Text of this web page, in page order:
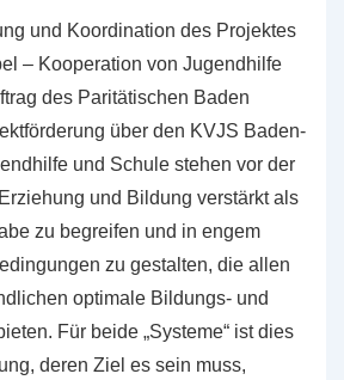
und Koordination des Projektes
– Kooperation von Jugendhilfe
des Paritätischen Baden
über den KVJS Baden-
und Schule stehen vor der
und Bildung verstärkt als
zu begreifen und in engem
zu gestalten, die allen
optimale Bildungs- und
Für beide „Systeme“ ist dies
deren Ziel es sein muss,